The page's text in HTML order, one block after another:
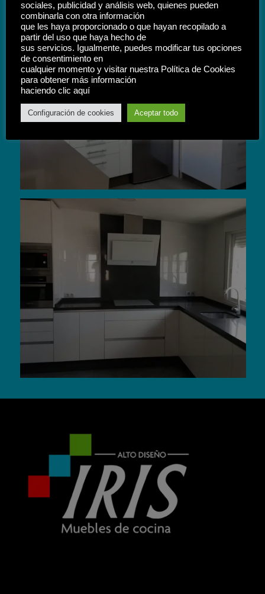
sociales, publicidad y análisis web, quienes pueden
combinarla con otra información
que les haya proporcionado o que hayan recopilado a
partir del uso que haya hecho de
sus servicios. Igualmente, puedes modificar tus opciones
de consentimiento en
cualquier momento y visitar nuestra Política de Cookies
para obtener más información
haciendo clic aquí
Configuración de cookies Aceptar todo